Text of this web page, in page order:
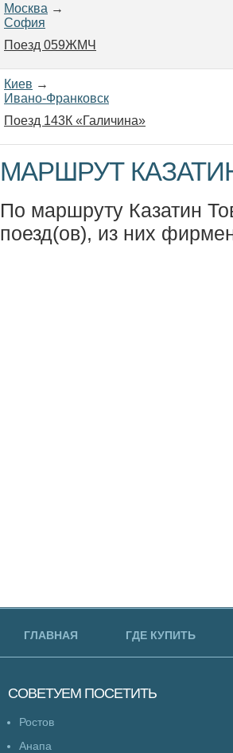
Москва →
София
Поезд 059ЖМЧ
Киев →
Ивано-Франковск
Поезд 143К «Галичина»
МАРШРУТ
По маршруту Казатин
поезд(ов), из них
ГЛАВНАЯ ГДЕ КУПИТЬ
СОВЕТУЕМ ПОСЕТИТЬ
Ростов
Анапа